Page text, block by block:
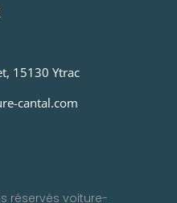
15130 Ytrac
cantal.com
réservés voiture-